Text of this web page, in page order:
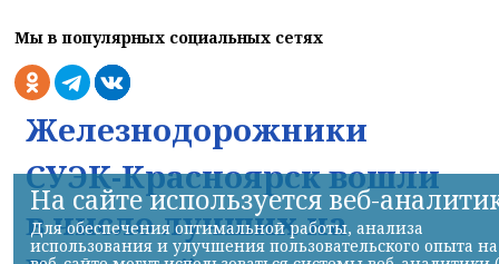
Мы в популярных социальных сетях
Железнодорожники
СУЭК-Красноярск вошли
в число лучших на
На сайте используется веб-
Для обеспечения оптимальной работы, анализа
использования и улучшения пользовательского опыта на